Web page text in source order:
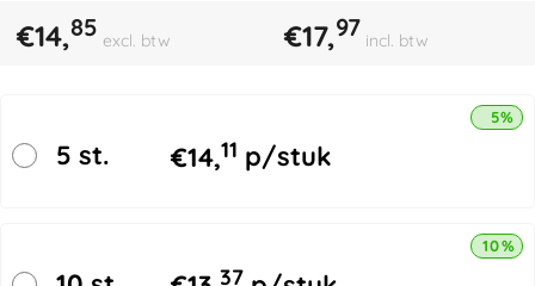
€14,85 excl. btw €17,97 incl. btw
5 st. €14,11 p/stuk
5%
37
10%